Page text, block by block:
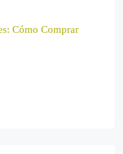
Cómo Comprar